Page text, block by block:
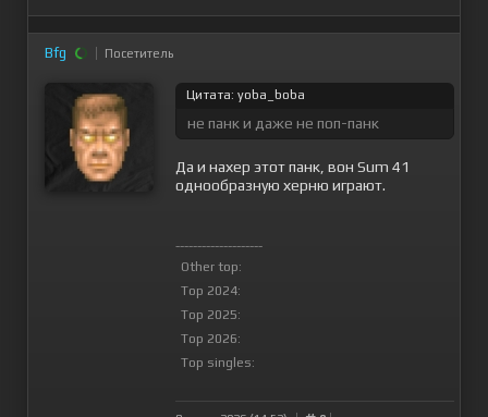
Bfg Посетитель
Цитата: yoba_boba
не панк и даже не поп-панк
Да и нахер этот панк, вон Sum 41
однообразную херню играют.
--------------------
Other top:
Top 2024:
Top 2025:
Top 2026:
Top singles: